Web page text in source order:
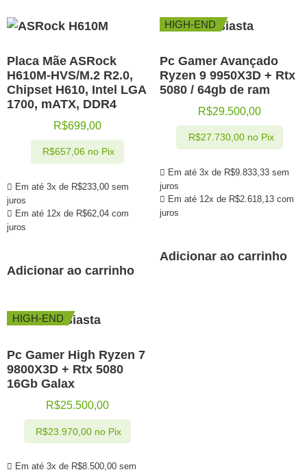
Placa Mãe ASRock
H610M-HVS/M.2 R2.0,
Chipset H610, Intel LGA
1700, mATX, DDR4
R$699,00
Em até 3x de R$233,00 sem
juros
Em até 12x de R$62,04 com
juros
R$657,06 no Pix
Adicionar ao carrinho
HIGH-END
Pc Gamer Avançado
Ryzen 9 9950X3D + Rtx
5080 / 64gb de ram
R$29.500,00
Em até 3x de R$9.833,33sem
juros
Em até 12x de R$2.618,13com
juros
R$27.730,00 no Pix
Adicionar ao carrinho
HIGH-END
Pc Gamer High Ryzen 7
9800X3D + Rtx 5080
16Gb Galax
R$25.500,00
Em até 3x de R$8.500,00 sem
R$23.970,00 no Pix